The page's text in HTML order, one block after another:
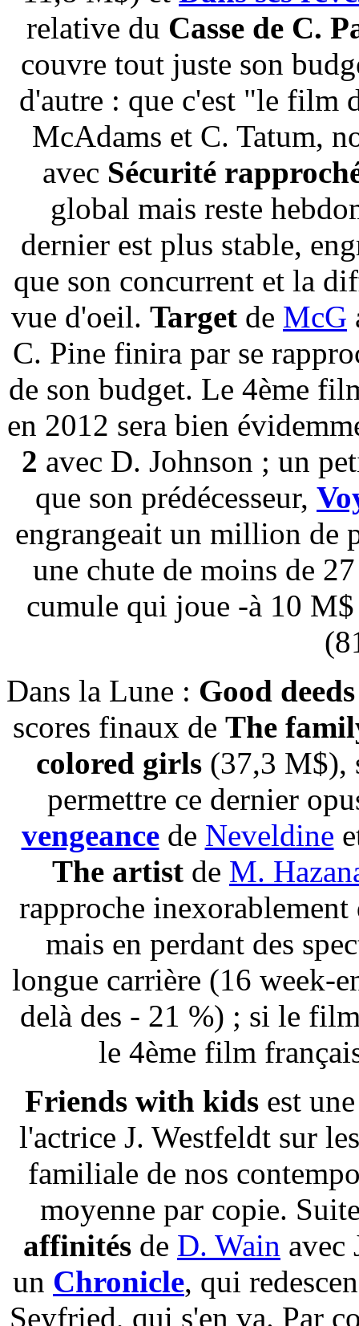
relative du Casse de C.
couvre tout juste son
d'autre : que c'est "le film
McAdams et C. Tatum,
avec Sécurité
global mais reste
dernier est plus stable,
que son concurrent et la
vue d'oeil. Target de McG
C. Pine finira par se
de son budget. Le 4ème
en 2012 sera bien
2 avec D. Johnson ; un
que son prédécesseur,
engrangeait un million de
une chute de moins de
cumule qui joue -à 10
Dans la Lune : Good deeds
scores finaux de The
colored girls (37,3 M$),
permettre ce dernier
vengeance de Neveldine
The artist de M.
rapproche
mais en perdant des
longue carrière (16 week-
delà des - 21 %) ; si le
le 4ème film
Friends with kidsest
l'actrice J. Westfeldt sur
familiale de nos
moyenne par copie.
affinités de D. Wain avec
un Chronicle, qui
Seyfried, qui s'en va. Par